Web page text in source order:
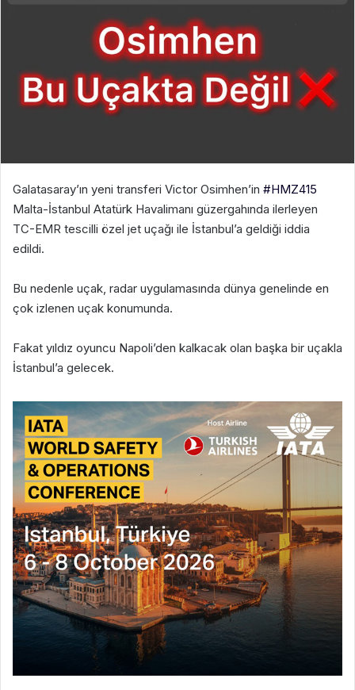
Galatasaray’ın yeni transferi Victor Osimhen’in #HMZ415
Malta-İstanbul Atatürk Havalimanı güzergahında ilerleyen
TC-EMR tescilli özel jet uçağı ile İstanbul’a geldiği iddia
edildi.
Bu nedenle uçak, radar uygulamasında dünya genelinde en
çok izlenen uçak konumunda.
Fakat yıldız oyuncu Napoli’den kalkacak olan başka bir uçakla
İstanbul’a gelecek.